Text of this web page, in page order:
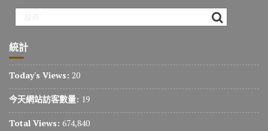
統計
Today's Views: 20
今天網站訪客數量: 19
Total Views: 674,840